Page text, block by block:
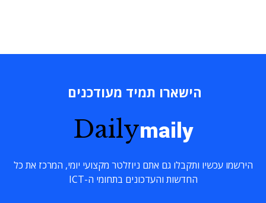
הישארו תמיד מעודכנים
Dailymaily
הירשמו עכשיו ותקבלו גם אתם ניוזלטר מקצועי יומי, המרכז את כל
החדשות והעדכונים בתחומי ה-ICT